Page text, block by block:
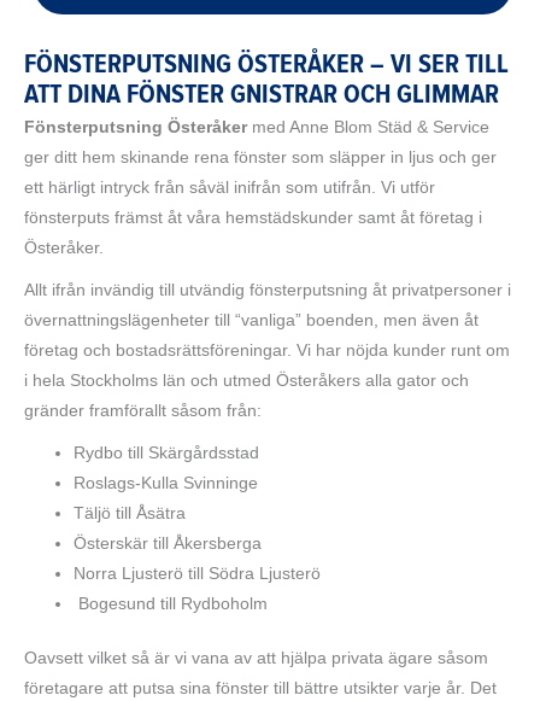
FÖNSTERPUTSNING ÖSTERÅKER – VI SER TILL
ATT DINA FÖNSTER GNISTRAR OCH GLIMMAR
Fönsterputsning Österåkermed Anne Blom Städ & Service
ger ditt hem skinande rena fönster som släpper in ljus och ger
ett härligt intryck från såväl inifrån som utifrån. Vi utför
fönsterputs främst åt våra hemstädskunder samt åt företag i
Österåker.
Allt ifrån invändig till utvändig fönsterputsning åt privatpersoner i
övernattningslägenheter till “vanliga” boenden, men även åt
företag och bostadsrättsföreningar. Vi har nöjda kunder runt om
i hela Stockholms län och utmed Österåkers alla gator och
gränder framförallt såsom från:
Rydbo till Skärgårdsstad
Roslags-Kulla Svinninge
Täljö till Åsätra
Österskär till Åkersberga
Norra Ljusterö till Södra Ljusterö
Bogesund till Rydboholm
Oavsett vilket så är vi vana av att hjälpa privata ägare såsom
företagare att putsa sina fönster till bättre utsikter varje år. Det